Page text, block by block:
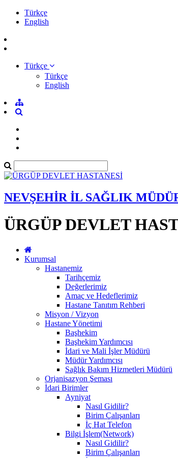
Türkçe
English
Türkçe
Türkçe
English
NEVŞEHİR İL SAĞLIK
ÜRGÜP DEVLET
Kurumsal
Hastanemiz
Tarihçemiz
Değerlerimiz
Amaç ve Hedeflerimiz
Hastane Tanıtım Rehberi
Misyon / Vizyon
Hastane Yönetimi
Başhekim
Başhekim Yardımcısı
İdari ve Mali İşler Müdürü
Müdür Yardımcısı
Sağlık Bakım Hizmetleri Müdürü
Orjanisazyon Şeması
İdari Birimler
Ayniyat
Nasıl Gidilir?
Birim Çalışanları
İç Hat Telefon
Bilgi İşlem(Network)
Nasıl Gidilir?
Birim Çalışanları